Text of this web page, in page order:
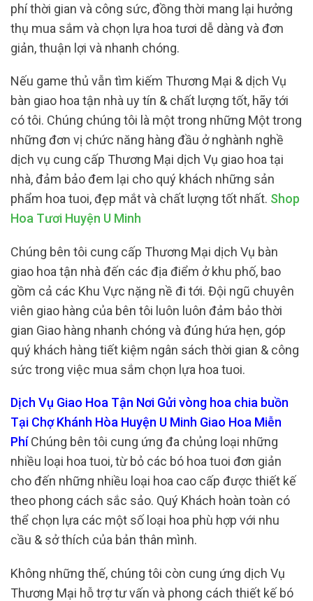
phí thời gian và công sức, đồng thời mang lại hưởng
thụ mua sắm và chọn lựa hoa tươi dễ dàng và đơn
giản, thuận lợi và nhanh chóng.
Nếu game thủ vẫn tìm kiếm Thương Mại & dịch Vụ
bàn giao hoa tận nhà uy tín & chất lượng tốt, hãy tới
có tôi. Chúng chúng tôi là một trong những Một trong
những đơn vị chức năng hàng đầu ở nghành nghề
dịch vụ cung cấp Thương Mại dịch Vụ giao hoa tại
nhà, đảm bảo đem lại cho quý khách những sản
phẩm hoa tuoi, đẹp mắt và chất lượng tốt nhất. Shop
Hoa Tươi Huyện U Minh
Chúng bên tôi cung cấp Thương Mại dịch Vụ bàn
giao hoa tận nhà đến các địa điểm ở khu phố, bao
gồm cả các Khu Vực nặng nề đi tới. Đội ngũ chuyên
viên giao hàng của bên tôi luôn luôn đảm bảo thời
gian Giao hàng nhanh chóng và đúng hứa hẹn, góp
quý khách hàng tiết kiệm ngân sách thời gian & công
sức trong việc mua sắm chọn lựa hoa tuoi.
Dịch Vụ Giao Hoa Tận Nơi Gửi vòng hoa chia buồn
Tại Chợ Khánh Hòa Huyện U Minh Giao Hoa Miễn
PhíChúng bên tôi cung ứng đa chủng loại những
nhiều loại hoa tuoi, từ bỏ các bó hoa tuoi đơn giản
cho đến những nhiều loại hoa cao cấp được thiết kế
theo phong cách sắc sảo. Quý Khách hoàn toàn có
thể chọn lựa các một số loại hoa phù hợp với nhu
cầu & sở thích của bản thân mình.
Không những thế, chúng tôi còn cung ứng dịch Vụ
Thương Mại hỗ trợ tư vấn và phong cách thiết kế bó